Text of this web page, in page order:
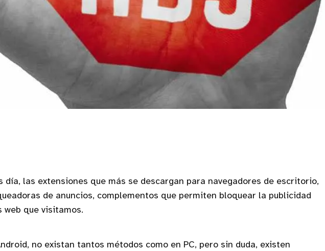
día, las extensiones que más se descargan para navegadores de escritorio,
de anuncios, complementos que permiten bloquear la publicidad
web que visitamos.
no existan tantos métodos como en PC, pero sin duda, existen